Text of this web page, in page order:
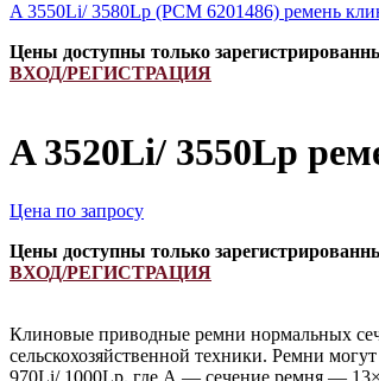
A 3550Li/ 3580Lp (РСМ 6201486) ремень
Цены доступны только
ВХОД/РЕГИСТРАЦИЯ
A 3520Li/ 3550Lp
Цена по запросу
Цены доступны только
ВХОД/РЕГИСТРАЦИЯ
Клиновые приводные ремни нормальных
сельскохозяйственной техники. Ремни
970Li/ 1000Lp, где А — сечение ремня —